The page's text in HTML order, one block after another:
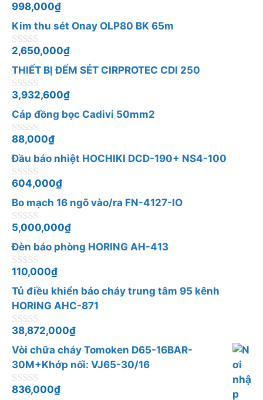
0
n
g
o
à
5
998,000₫
Kim thu sét Onay OLP80 BK 65m
0
n
g
o
à
5
2,650,000₫
THIẾT BỊ ĐẾM SÉT CIRPROTEC CDI 250
0
n
g
o
à
5
3,932,600₫
Cáp đồng bọc Cadivi 50mm2
0
n
g
o
à
5
88,000₫
Đầu báo nhiệt HOCHIKI DCD-190+ NS4-100
0
n
g
o
à
5
604,000₫
Bo mạch 16 ngõ vào/ra FN-4127-IO
0
n
g
o
à
5
5,000,000₫
Đèn báo phòng HORING AH-413
0
n
g
o
à
i
5
110,000₫
Tủ điều khiển báo cháy trung tâm 95 kênh
HORING AHC-871
0
n
g
o
à
i
5
38,872,000₫
Vòi chữa cháy Tomoken D65-16BAR-
30M+Khớp nối: VJ65-30/16
0
836,000₫